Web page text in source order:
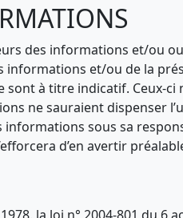
des informations et/ou
et/ou de la
à titre indicatif. Ceux-
ne sauraient dispenser
sous sa
d’en avertir